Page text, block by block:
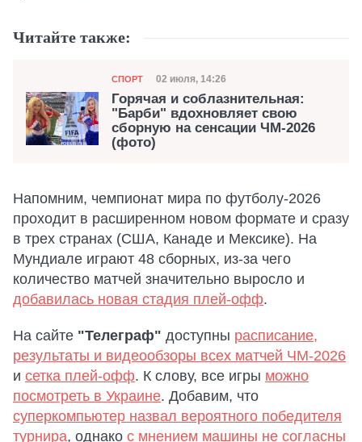
Читайте также:
Категория
СПОРТ Дата публикации
02 июля, 14:26
Горячая и соблазнительная:
"Барби" вдохновляет свою
сборную на сенсации ЧМ-2026
(фото)
Напомним, чемпионат мира по футболу-2026
проходит в расширенном новом формате и сразу
в трех странах (США, Канаде и Мексике). На
Мундиале играют 48 сборных, из-за чего
количество матчей значительно выросло и
добавилась новая стадия плей-офф.
На сайте "Телеграф" доступны расписание,
результаты и видеообзоры всех матчей ЧМ-2026
и сетка плей-офф. К слову, все игры можно
посмотреть в Украине. Добавим, что
суперкомпьютер назвал вероятного победителя
турнира, однако с мнением машины не согласны